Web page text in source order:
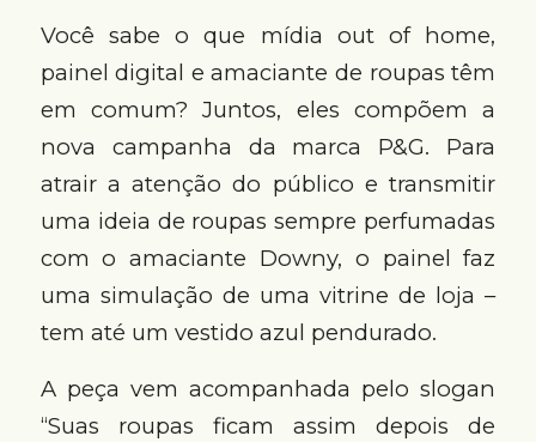
Você sabe o que mídia out of home,
painel digital e amaciante de roupas têm
em comum? Juntos, eles compõem a
nova campanha da marca P&G. Para
atrair a atenção do público e transmitir
uma ideia de roupas sempre perfumadas
com o amaciante Downy, o painel faz
uma simulação de uma vitrine de loja –
tem até um vestido azul pendurado.
A peça vem acompanhada pelo slogan
“Suas roupas ficam assim depois de